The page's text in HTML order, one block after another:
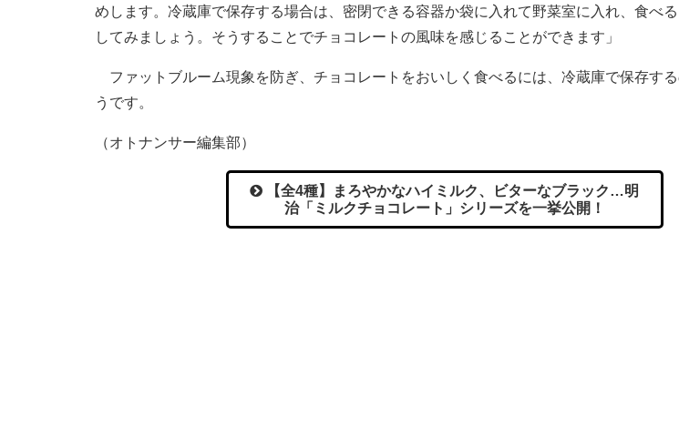
めします。冷蔵庫で保存する場合は、密閉できる容器か袋に入れて野菜室に入れ、食べ
してみましょう。そうすることでチョコレートの風味を感じることができます」
ファットブルーム現象を防ぎ、チョコレートをおいしく食べるには、冷蔵庫で保存す
うです。
（オトナンサー編集部）
【全4種】まろやかなハイミルク、ビターなブラック…明
治「ミルクチョコレート」シリーズを一挙公開！